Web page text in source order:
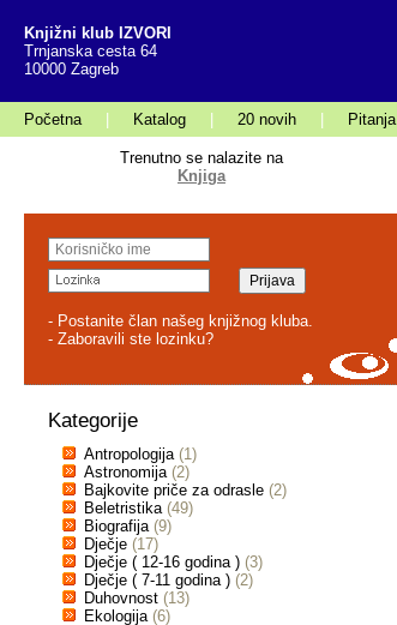
Knjižni klub IZVORI
Trnjanska cesta 64
10000 Zagreb
Početna Katalog 20 novih Pitanja
Trenutno se nalazite na
Knjiga
- Postanite član našeg knjižnog kluba.
- Zaboravili ste lozinku?
Kategorije
Antropologija (1)
Astronomija (2)
Bajkovite priče za odrasle (2)
Beletristika (49)
Biografija (9)
Dječje (17)
Dječje ( 12-16 godina ) (3)
Dječje ( 7-11 godina ) (2)
Duhovnost (13)
Ekologija (6)